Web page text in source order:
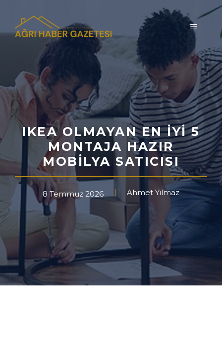
MENÜ
IKEA OLMAYAN EN İYI 5
MONTAJA HAZIR
MOBILYA SATICISI
8 Temmuz 2026 Ahmet Yılmaz